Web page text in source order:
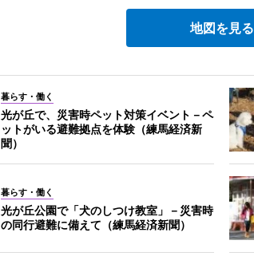
地図を見る
暮らす・働く
光が丘で、災害時ペット対策イベント－ペ
ットがいる避難拠点を体験（練馬経済新
聞）
暮らす・働く
光が丘公園で「犬のしつけ教室」－災害時
の同行避難に備えて（練馬経済新聞）